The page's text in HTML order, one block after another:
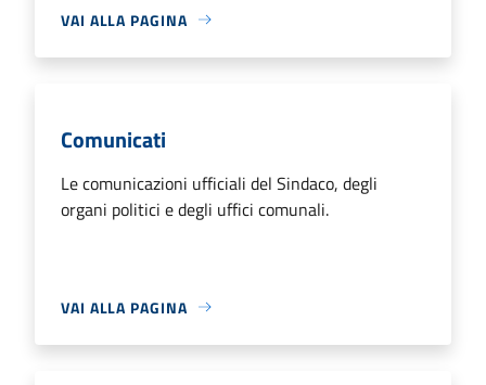
VAI ALLA PAGINA
Comunicati
Le comunicazioni ufficiali del Sindaco, degli
organi politici e degli uffici comunali.
VAI ALLA PAGINA